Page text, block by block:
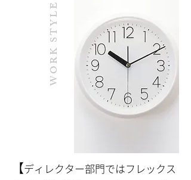
WORK STYLE
​【 ディレクター部門ではフレックス